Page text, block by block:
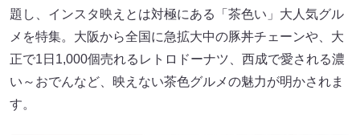
題し、インスタ映えとは対極にある「茶色い」大人気グル
メを特集。大阪から全国に急拡大中の豚丼チェーンや、大
正で1日1,000個売れるレトロドーナツ、西成で愛される濃
い～おでんなど、映えない茶色グルメの魅力が明かされま
す。